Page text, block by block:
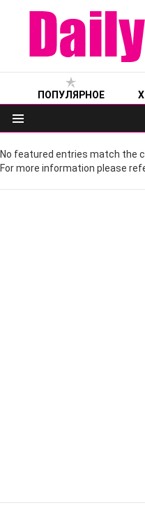
ПОПУЛЯРНОЕ
Меню
No featured entries match the
For more information please